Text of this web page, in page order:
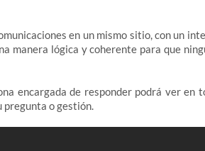
en un mismo sitio, con un
manera lógica y coherente para que
encargada de responder podrá ver en
pregunta o gestión.